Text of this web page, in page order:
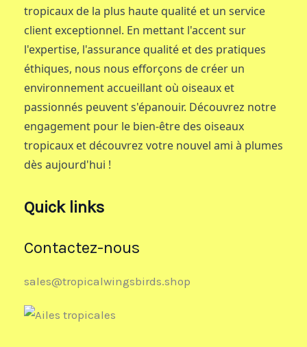
tropicaux de la plus haute qualité et un service
client exceptionnel. En mettant l'accent sur
l'expertise, l'assurance qualité et des pratiques
éthiques, nous nous efforçons de créer un
environnement accueillant où oiseaux et
passionnés peuvent s'épanouir. Découvrez notre
engagement pour le bien-être des oiseaux
tropicaux et découvrez votre nouvel ami à plumes
dès aujourd'hui !
Quick links
Contactez-nous
sales@tropicalwingsbirds.shop